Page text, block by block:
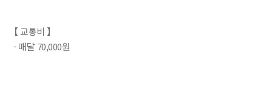
【 교통비 】
- 매달 70,000원